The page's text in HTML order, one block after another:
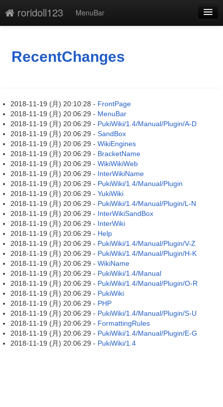
roridoll123
MenuBar
最終更新
RecentChanges
2018-11-19 (月) 20:10:28 - FrontPage
2018-11-19 (月) 20:06:29 - MenuBar
2018-11-19 (月) 20:06:29 - PukiWiki/1.4/Manual/Plugin/A-D
2018-11-19 (月) 20:06:29 - SandBox
2018-11-19 (月) 20:06:29 - WikiEngines
2018-11-19 (月) 20:06:29 - BracketName
2018-11-19 (月) 20:06:29 - WikiWikiWeb
2018-11-19 (月) 20:06:29 - InterWikiName
2018-11-19 (月) 20:06:29 - PukiWiki/1.4/Manual/Plugin
2018-11-19 (月) 20:06:29 - YukiWiki
2018-11-19 (月) 20:06:29 - PukiWiki/1.4/Manual/Plugin/L-N
2018-11-19 (月) 20:06:29 - InterWikiSandBox
2018-11-19 (月) 20:06:29 - InterWiki
2018-11-19 (月) 20:06:29 - Help
2018-11-19 (月) 20:06:29 - PukiWiki/1.4/Manual/Plugin/V-Z
2018-11-19 (月) 20:06:29 - PukiWiki/1.4/Manual/Plugin/H-K
2018-11-19 (月) 20:06:29 - WikiName
2018-11-19 (月) 20:06:29 - PukiWiki/1.4/Manual
2018-11-19 (月) 20:06:29 - PukiWiki/1.4/Manual/Plugin/O-R
2018-11-19 (月) 20:06:29 - PukiWiki
2018-11-19 (月) 20:06:29 - PHP
2018-11-19 (月) 20:06:29 - PukiWiki/1.4/Manual/Plugin/S-U
2018-11-19 (月) 20:06:29 - FormattingRules
2018-11-19 (月) 20:06:29 - PukiWiki/1.4/Manual/Plugin/E-G
2018-11-19 (月) 20:06:29 - PukiWiki/1.4